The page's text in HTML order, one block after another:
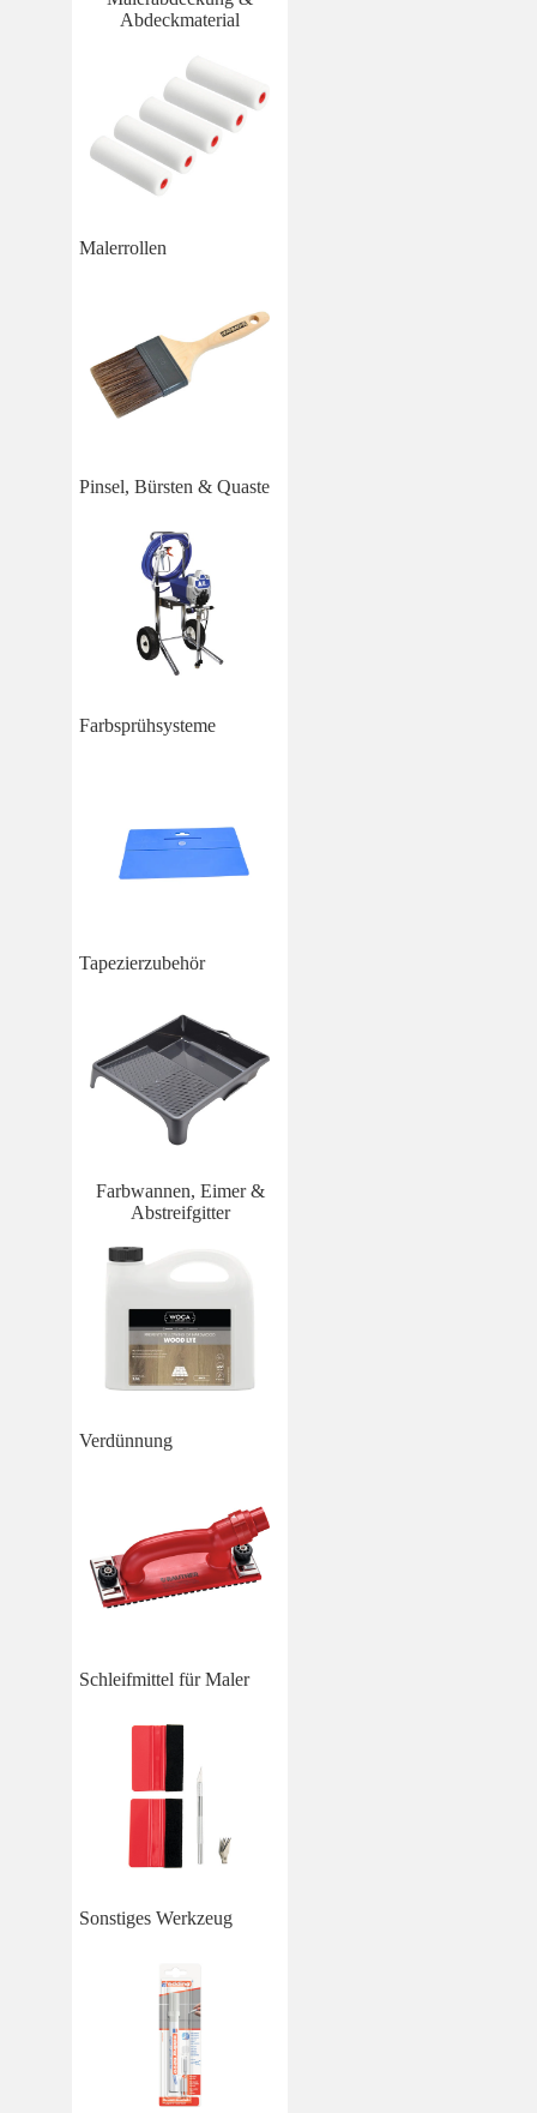
Abdeckmaterial
Malerrollen
Pinsel, Bürsten & Quaste
Farbsprühsysteme
Tapezierzubehör
Farbwannen, Eimer &
Abstreifgitter
Verdünnung
Schleifmittel für Maler
Sonstiges Werkzeug